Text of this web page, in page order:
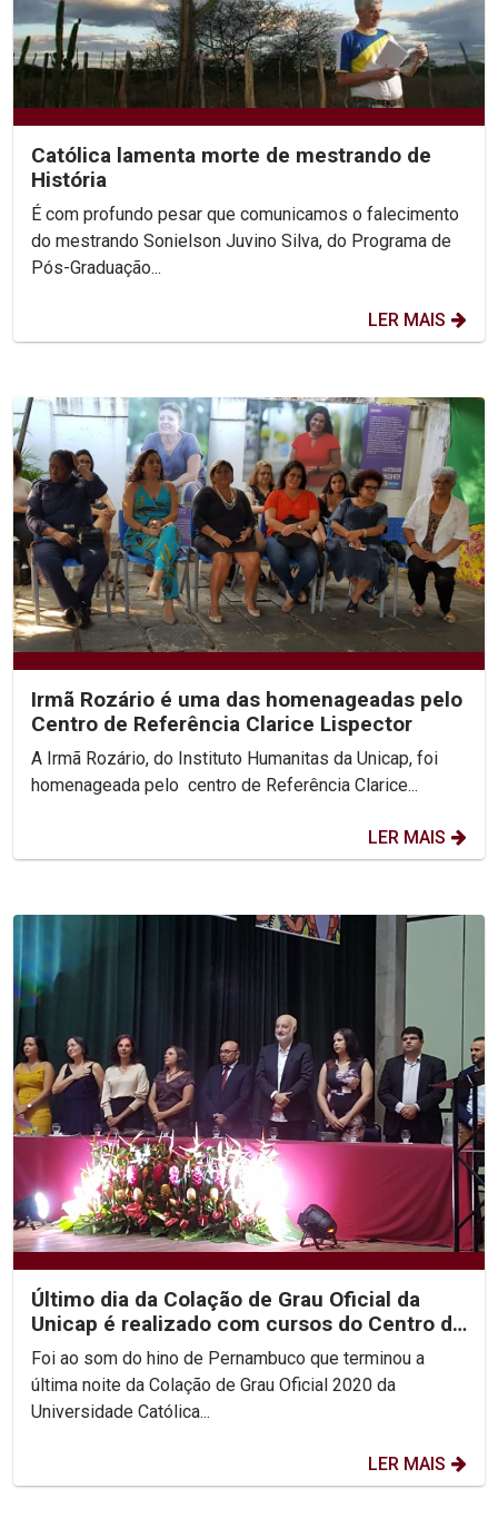
Católica lamenta morte de mestrando de
História
É com profundo pesar que comunicamos o falecimento
do mestrando Sonielson Juvino Silva, do Programa de
Pós-Graduação...
LER MAIS
Irmã Rozário é uma das homenageadas pelo
Centro de Referência Clarice Lispector
A Irmã Rozário, do Instituto Humanitas da Unicap, foi
homenageada pelo centro de Referência Clarice...
LER MAIS
Último dia da Colação de Grau Oficial da
Unicap é realizado com cursos do Centro de
Ciências...
Foi ao som do hino de Pernambuco que terminou a
última noite da Colação de Grau Oficial 2020 da
Universidade Católica...
LER MAIS